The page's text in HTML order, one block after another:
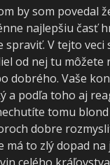
by som povedal
najlepšiu časť
V tejto
od nej tu
dobrého. Vaše
a podľa toho aj
tomu
dobre
to zlý dopad